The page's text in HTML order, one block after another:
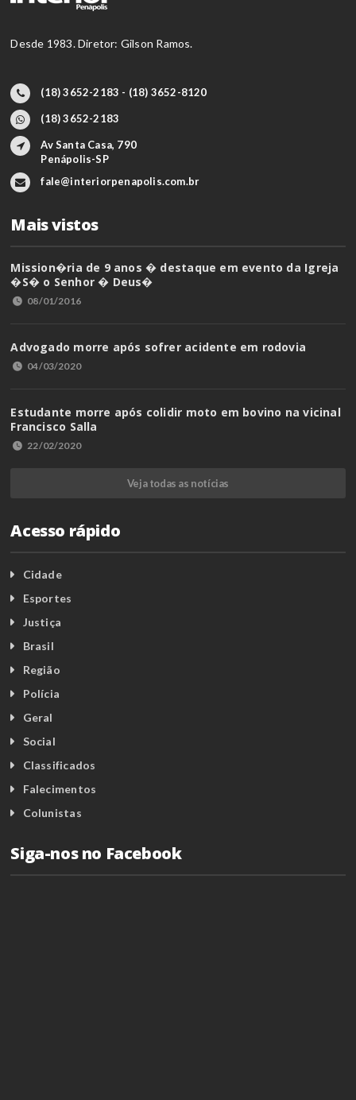
Desde 1983. Diretor: Gilson Ramos.
(18) 3652-2183 - (18) 3652-8120
(18) 3652-2183
Av Santa Casa, 790
Penápolis-SP
fale@interiorpenapolis.com.br
Mais vistos
Mission�ria de 9 anos � destaque em evento da Igreja
�S� o Senhor � Deus�
08/01/2016
Advogado morre após sofrer acidente em rodovia
04/03/2020
Estudante morre após colidir moto em bovino na vicinal
Francisco Salla
22/02/2020
Veja todas as notícias
Acesso rápido
Cidade
Esportes
Justiça
Brasil
Região
Polícia
Geral
Social
Classificados
Falecimentos
Colunistas
Siga-nos no Facebook